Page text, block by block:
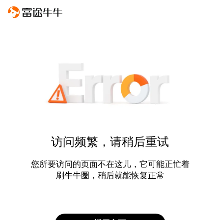
访问频繁，请稍后重试
您所要访问的页面不在这儿，它可能正忙着
刷牛牛圈，稍后就能恢复正常